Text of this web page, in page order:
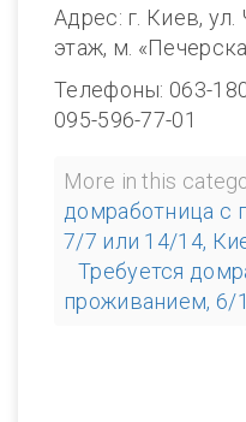
Адрес: г. Киев, ул.
этаж, м.
Телефоны: 063-
095-596-77-01
More in this
домработница с
7/7 или 14/14,
Требуется
проживанием, 6/